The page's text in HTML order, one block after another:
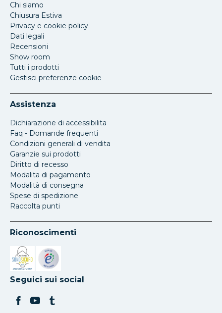
Chi siamo
Chiusura Estiva
Privacy e cookie policy
Dati legali
Recensioni
Show room
Tutti i prodotti
Gestisci preferenze cookie
Assistenza
Dichiarazione di accessibilita
Faq - Domande frequenti
Condizioni generali di vendita
Garanzie sui prodotti
Diritto di recesso
Modalita di pagamento
Modalità di consegna
Spese di spedizione
Raccolta punti
Riconoscimenti
Si apre in una nuova scheda
Si apre in una nuova scheda
Seguici sui social